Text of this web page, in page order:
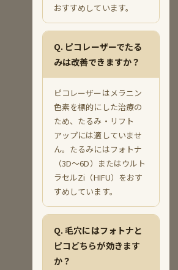
おすすめしています。
Q. ピコレーザーでたる
みは改善できますか？
ピコレーザーはメラニン
色素を標的にした治療の
ため、たるみ・リフト
アップには適していませ
ん。たるみにはフォトナ
（3D〜6D）またはウルト
ラセルZi（HIFU）をおす
すめしています。
Q. 毛穴にはフォトナと
ピコどちらが効きます
か？